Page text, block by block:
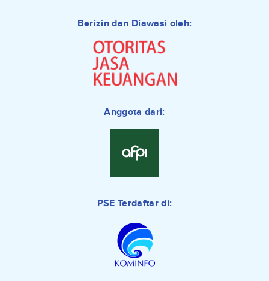
Berizin dan Diawasi oleh:
Anggota dari:
PSE Terdaftar di: